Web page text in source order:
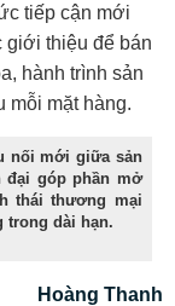
tiếp cận mới
giới thiệu để bán
hành trình sản
mỗi mặt hàng.
nối mới giữa sản
đại góp phần mở
thái thương mại
trong dài hạn.
Hoàng Thanh